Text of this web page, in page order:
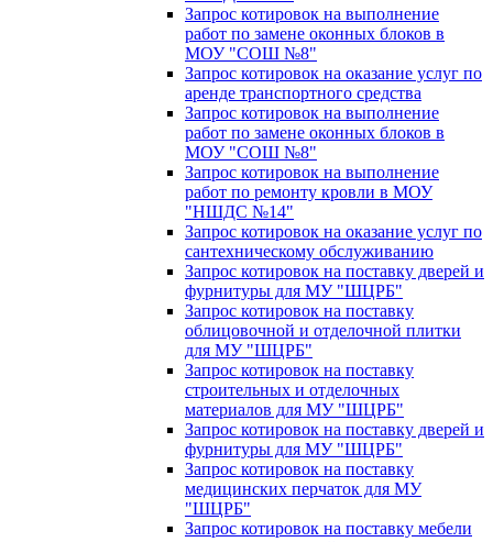
Запрос котировок на выполнение
работ по замене оконных блоков в
МОУ "СОШ №8"
Запрос котировок на оказание услуг по
аренде транспортного средства
Запрос котировок на выполнение
работ по замене оконных блоков в
МОУ "СОШ №8"
Запрос котировок на выполнение
работ по ремонту кровли в МОУ
"НШДС №14"
Запрос котировок на оказание услуг по
сантехническому обслуживанию
Запрос котировок на поставку дверей и
фурнитуры для МУ "ШЦРБ"
Запрос котировок на поставку
облицовочной и отделочной плитки
для МУ "ШЦРБ"
Запрос котировок на поставку
строительных и отделочных
материалов для МУ "ШЦРБ"
Запрос котировок на поставку дверей и
фурнитуры для МУ "ШЦРБ"
Запрос котировок на поставку
медицинских перчаток для МУ
"ШЦРБ"
Запрос котировок на поставку мебели